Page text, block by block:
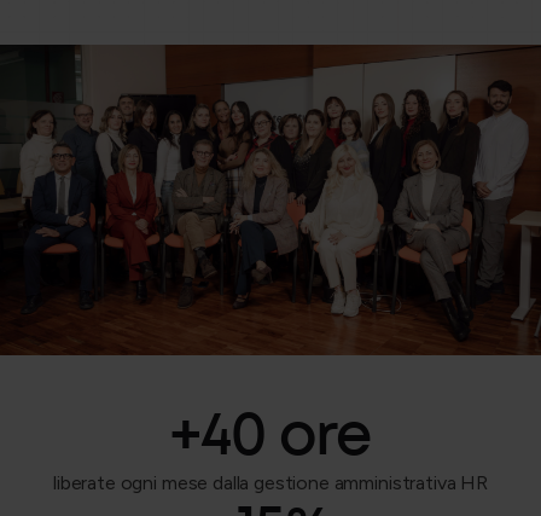
liberate ogni mese dalla gestione amministrativa HR
+40 ore